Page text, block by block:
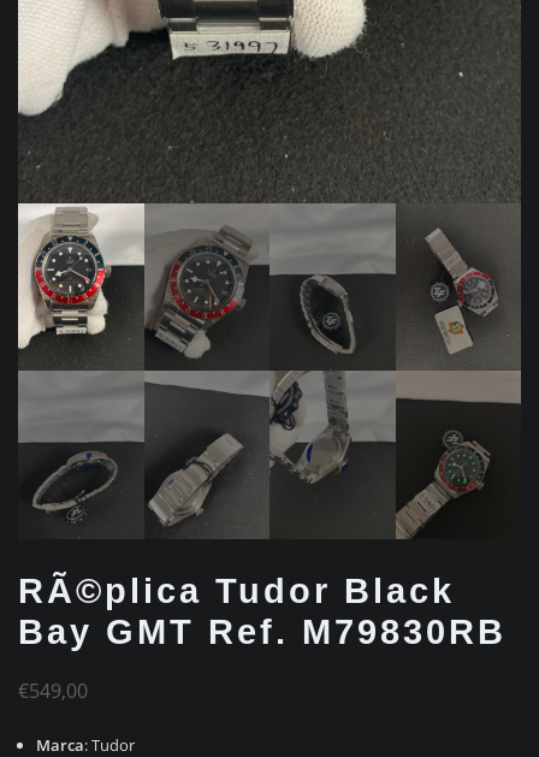
RÃ©plica Tudor Black
Bay GMT Ref. M79830RB
€549,00
Marca: Tudor